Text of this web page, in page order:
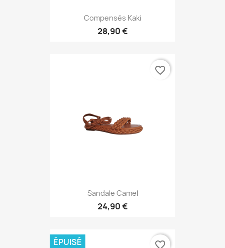
Compensés Kaki
28,90 €
Sandale Camel
24,90 €
favorite_border
ÉPUISÉ favorite_border